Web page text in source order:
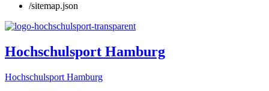
/sitemap.json
Hochschulsport Hamburg
Hochschulsport Hamburg